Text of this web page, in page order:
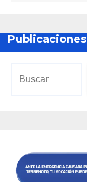
Publicaciones